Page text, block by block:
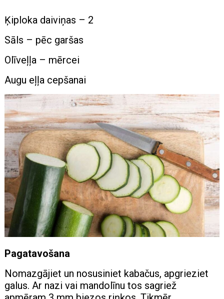
Ķiploka daiviņas – 2
Sāls – pēc garšas
Olīveļļa – mērcei
Augu eļļa cepšanai
Pagatavošana
Nomazgājiet un nosusiniet kabačus, apgrieziet
galus. Ar nazi vai mandolīnu tos sagriež